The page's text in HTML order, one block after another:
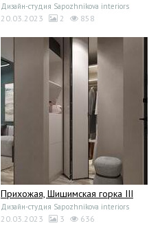
Дизайн-студия Sapozhnikova interiors
20.03.2023 2 858
Прихожая, Шишимская горка III
Дизайн-студия Sapozhnikova interiors
20.03.2023 3 636